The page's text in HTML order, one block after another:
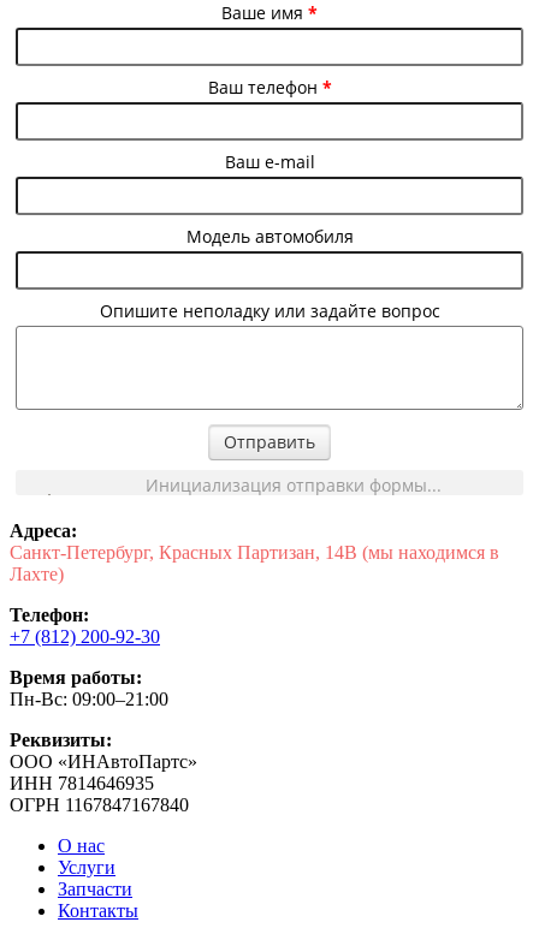
Ваше имя *
Ваш телефон *
Ваш e-mail
Модель автомобиля
Опишите неполадку или задайте вопрос
Отправить
Инициализация отправки формы...
Адреса:
Санкт-Петербург, Красных Партизан, 14В (мы находимся в
Лахте)
Телефон:
+7 (812) 200-92-30
Время работы:
Пн-Вс: 09:00–21:00
Реквизиты:
ООО «ИНАвтоПартс»
ИНН 7814646935
ОГРН 1167847167840
О нас
Услуги
Запчасти
Контакты